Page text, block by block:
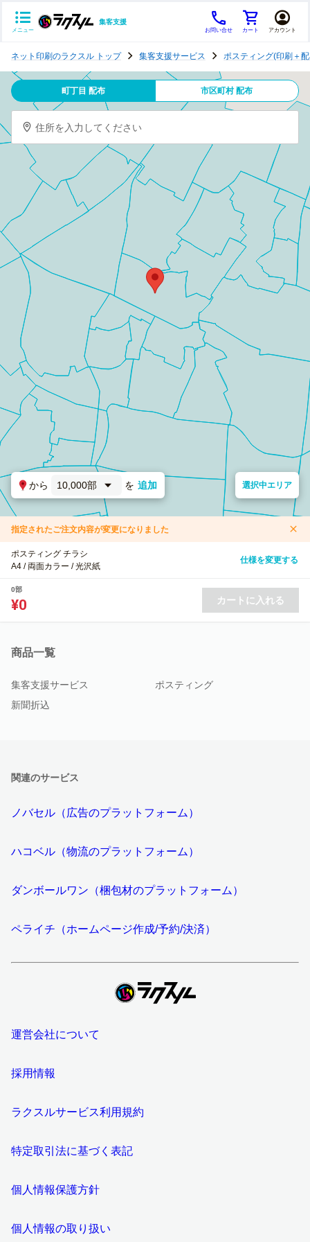
メニュー
集客支援
お問い合せ カート アカウント
テ
ン
グ
ネット印刷のラクスル トップ 集客支援サービス ポスティング(印刷＋
町丁目 配布 市区町村 配布
住所を入力してください
から 10,000部 を 追加 選択中エリア
指定されたご注文内容が変更になりました
ポスティング チラシ
A4 / 両面カラー / 光沢紙
仕様を変更する
0部
¥0 カートに入れる
商品一覧
集客支援サービス
ポスティング
新聞折込
関連のサービス
ノバセル（広告のプラットフォーム）
ハコベル（物流のプラットフォーム）
ダンボールワン（梱包材のプラットフォーム）
ペライチ（ホームページ作成/予約/決済）
運営会社について
採用情報
ラクスルサービス利用規約
特定取引法に基づく表記
個人情報保護方針
個人情報の取り扱い